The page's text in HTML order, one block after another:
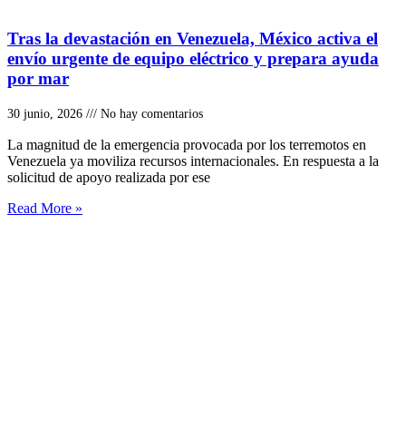
Tras la devastación en Venezuela, México activa el
envío urgente de equipo eléctrico y prepara ayuda
por mar
30 junio, 2026 No hay comentarios
La magnitud de la emergencia provocada por los terremotos en
Venezuela ya moviliza recursos internacionales. En respuesta a la
solicitud de apoyo realizada por ese
Read More »